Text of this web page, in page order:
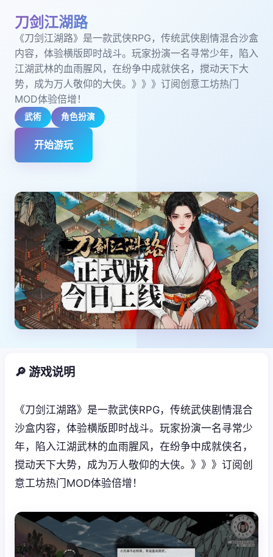
刀剑江湖路
《刀剑江湖路》是一款武侠RPG，传统武侠剧情混合沙盒
内容，体验横版即时战斗。玩家扮演一名寻常少年，陷入
江湖武林的血雨腥风，在纷争中成就侠名，搅动天下大
势，成为万人敬仰的大侠。》》》订阅创意工坊热门
MOD体验倍增！
武術 角色扮演
开始游玩
🔎 游戏说明
《刀剑江湖路》是一款武侠RPG，传统武侠剧情混合
沙盒内容，体验横版即时战斗。玩家扮演一名寻常少
年，陷入江湖武林的血雨腥风，在纷争中成就侠名，
搅动天下大势，成为万人敬仰的大侠。》》》订阅创
意工坊热门MOD体验倍增！